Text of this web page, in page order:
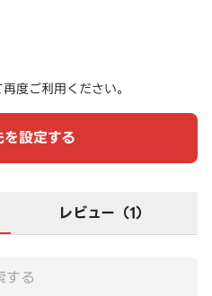
度ご利用ください。
設定する
レビュー（1）